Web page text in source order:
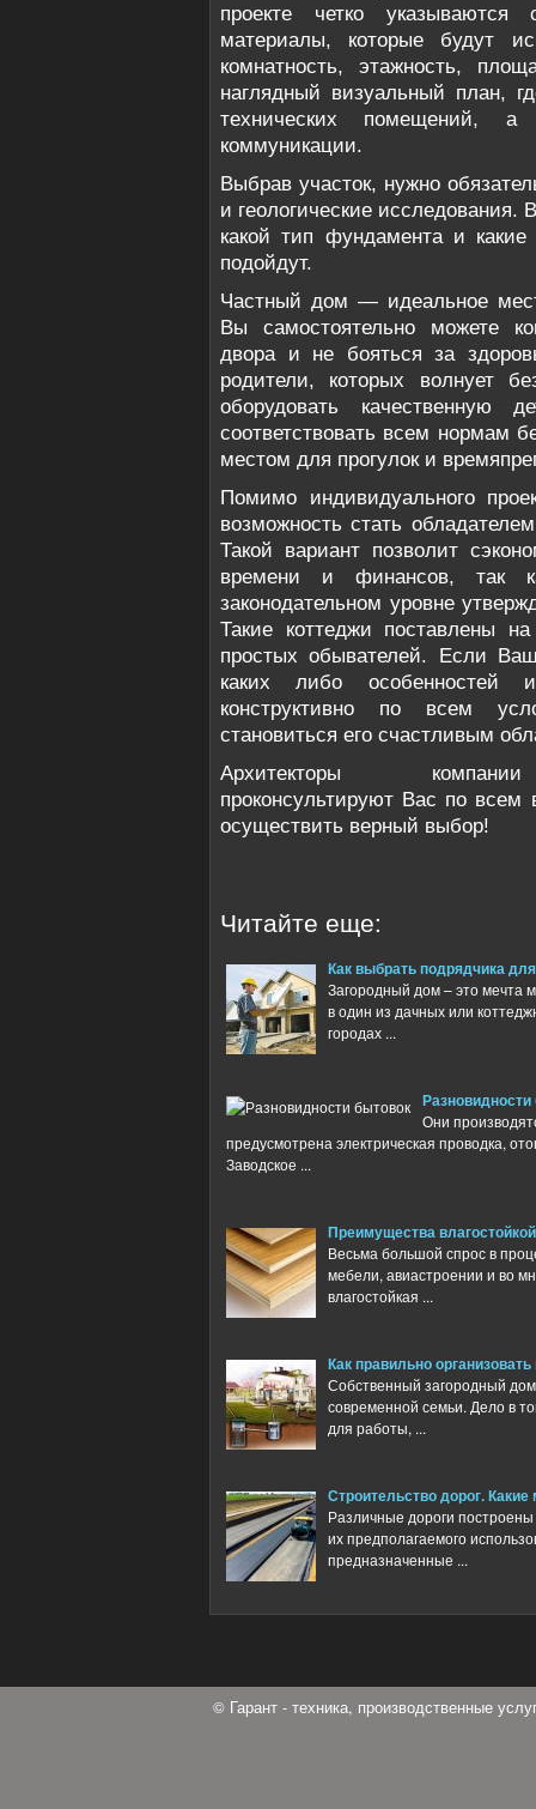
проекте четко указываются
материалы, которые будут
комнатность, этажность,
наглядный визуальный план,
технических помещений,
коммуникации.
Выбрав участок, нужно
и геологические исследования.
какой тип фундамента и
подойдут.
Частный дом — идеальное
Вы самостоятельно можете
двора и не бояться за
родители, которых волнует
оборудовать качественную
соответствовать всем нормам
местом для прогулок и
Помимо индивидуального
возможность стать
Такой вариант позволит
времени и финансов, так
законодательном уровне
Такие коттеджи поставлены
простых обывателей. Если
каких либо особенностей
конструктивно по всем
становиться его счастливым
Архитекторы компании
проконсультируют Вас по
осуществить верный выбор!
Читайте еще:
Как выбрать подрядчика
Загородный дом – это мечта
в один из дачных или
городах ...
Они
предусмотрена электрическая проводка,
Заводское ...
Преимущества
Весьма большой спрос в
мебели, авиастроении и во
влагостойкая ...
Как правильно
Собственный загородный
современной семьи. Дело в
для работы, ...
Строительство дорог.
Различные дороги
их предполагаемого
предназначенные ...
© Гарант - техника, производственные